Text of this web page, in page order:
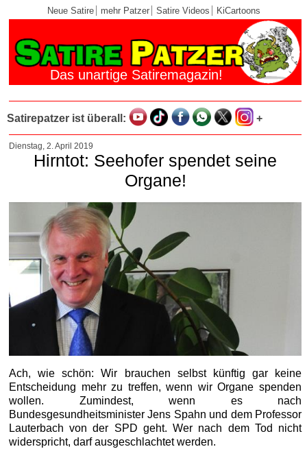
Neue Satire mehr Patzer Satire Videos KiCartoons
Das unartige Satiremagazin!
Satirepatzer ist überall: +
Dienstag, 2. April 2019
Hirntot: Seehofer spendet seine
Organe!
Ach, wie schön: Wir brauchen selbst künftig gar keine
Entscheidung mehr zu treffen, wenn wir Organe spenden
wollen. Zumindest, wenn es nach
Bundesgesundheitsminister Jens Spahn und dem Professor
Lauterbach von der SPD geht. Wer nach dem Tod nicht
widerspricht, darf ausgeschlachtet werden.